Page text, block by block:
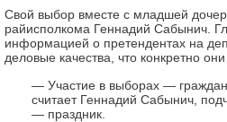
Свой выбор вместе с младшей
райисполкома Геннадий Сабынич.
информацией о претендентах на
деловые качества, что конкретно
— Участие в выборах —
считает Геннадий Сабынич,
— праздник.